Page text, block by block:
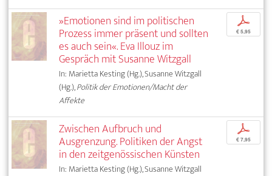
»Emotionen sind im politischen
Prozess immer präsent und sollten
es auch sein«. Eva Illouz im
Gespräch mit Susanne Witzgall
In: Marietta Kesting (Hg.), Susanne Witzgall
(Hg.),Politik der Emotionen/Macht der
Affekte
p
€ 5,95
Zwischen Aufbruch und
Ausgrenzung. Politiken der Angst
in den zeitgenössischen Künsten
In: Marietta Kesting (Hg.), Susanne Witzgall
p
€ 7,95